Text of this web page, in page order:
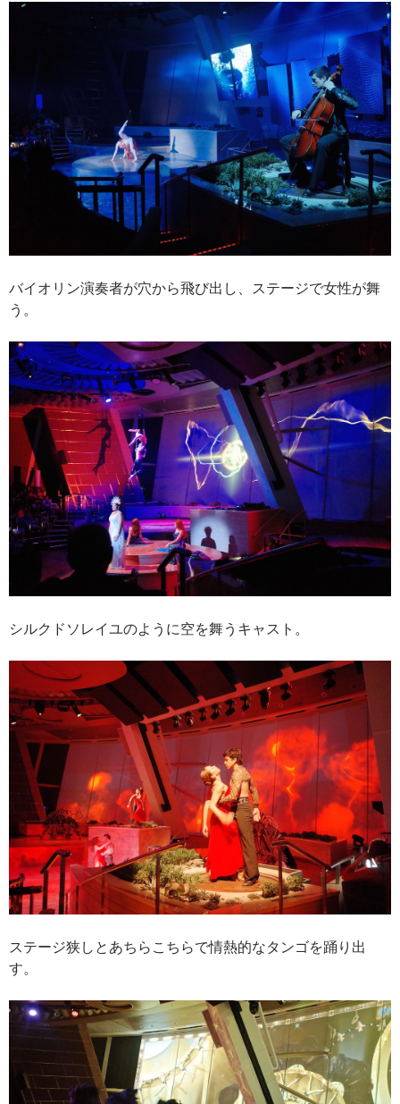
バイオリン演奏者が穴から飛び出し、ステージで女性が舞
う。
シルクドソレイユのように空を舞うキャスト。
ステージ狭しとあちらこちらで情熱的なタンゴを踊り出
す。